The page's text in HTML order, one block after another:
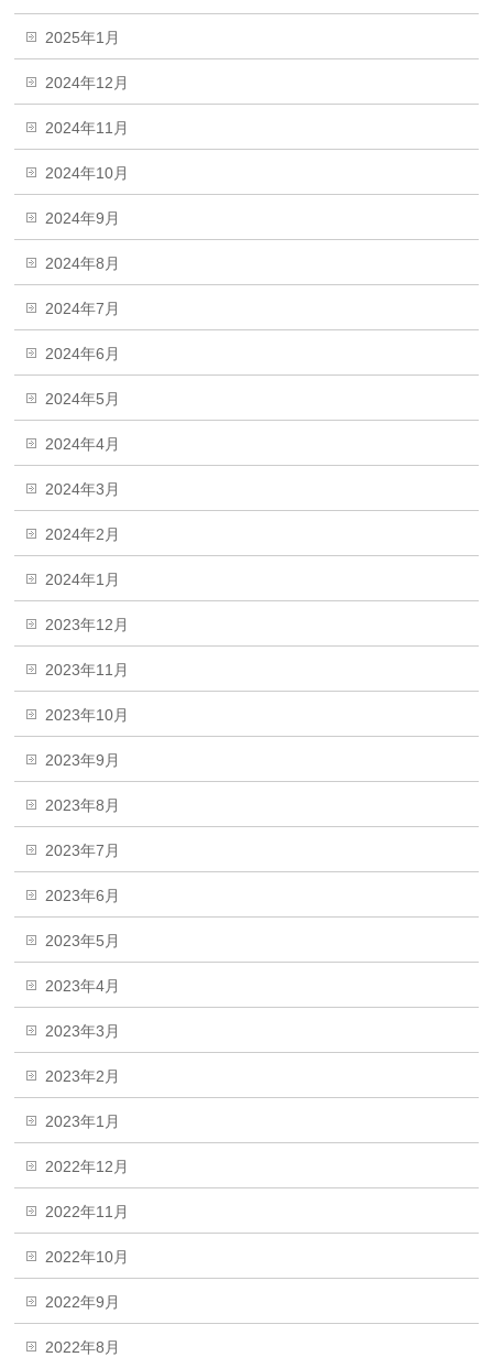
2025年1月
2024年12月
2024年11月
2024年10月
2024年9月
2024年8月
2024年7月
2024年6月
2024年5月
2024年4月
2024年3月
2024年2月
2024年1月
2023年12月
2023年11月
2023年10月
2023年9月
2023年8月
2023年7月
2023年6月
2023年5月
2023年4月
2023年3月
2023年2月
2023年1月
2022年12月
2022年11月
2022年10月
2022年9月
2022年8月